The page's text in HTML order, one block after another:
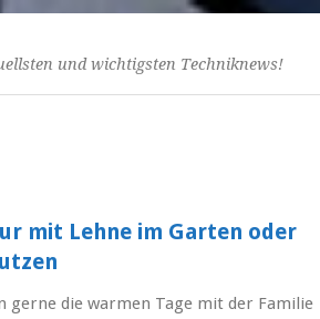
und wichtigsten Techniknews!
mit Lehne im Garten oder
gerne die warmen Tage mit der Familie